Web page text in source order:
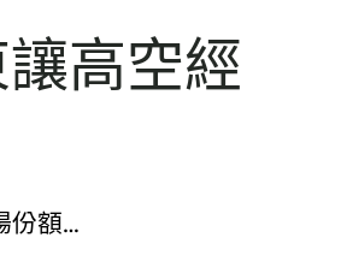
高空經
份額…